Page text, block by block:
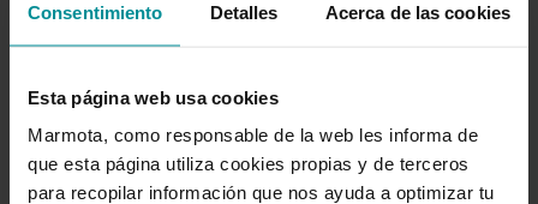
Consentimiento Detalles Acerca de las cookies
Esta página web usa cookies
Marmota, como responsable de la web les informa de
que esta página utiliza cookies propias y de terceros
para recopilar información que nos ayuda a optimizar tu
¡Ups! Algo ha ido mal
Nuestra marmota está trabajando duro
para arreglar este problema en la